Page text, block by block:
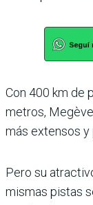
Con 400 km de
metros,
más extensos
Pero su
mismas pistas